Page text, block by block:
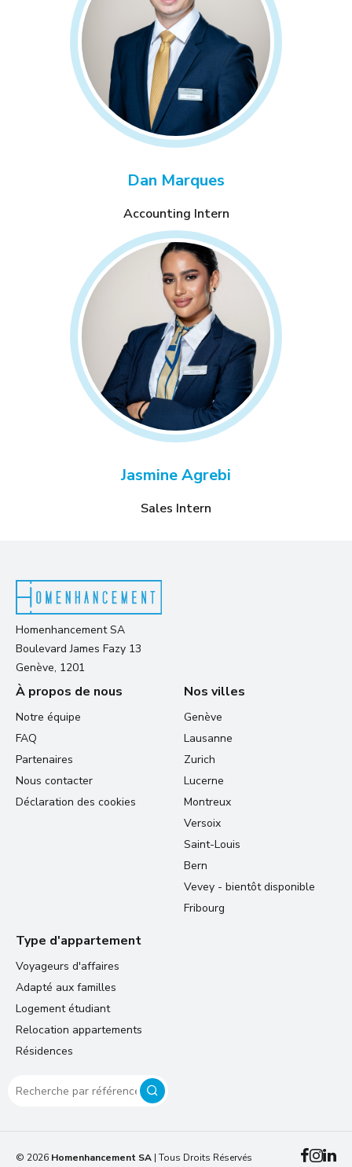
Dan Marques
Accounting Intern
Jasmine Agrebi
Sales Intern
Homenhancement SA
Boulevard James Fazy 13
Genève, 1201
À propos de nous
Notre équipe
FAQ
Partenaires
Nous contacter
Déclaration des cookies
Nos villes
Genève
Lausanne
Zurich
Lucerne
Montreux
Versoix
Saint-Louis
Bern
Vevey - bientôt disponible
Fribourg
Type d'appartement
Voyageurs d'affaires
Adapté aux familles
Logement étudiant
Relocation appartements
Résidences
© 2026 Homenhancement SA | Tous Droits Réservés